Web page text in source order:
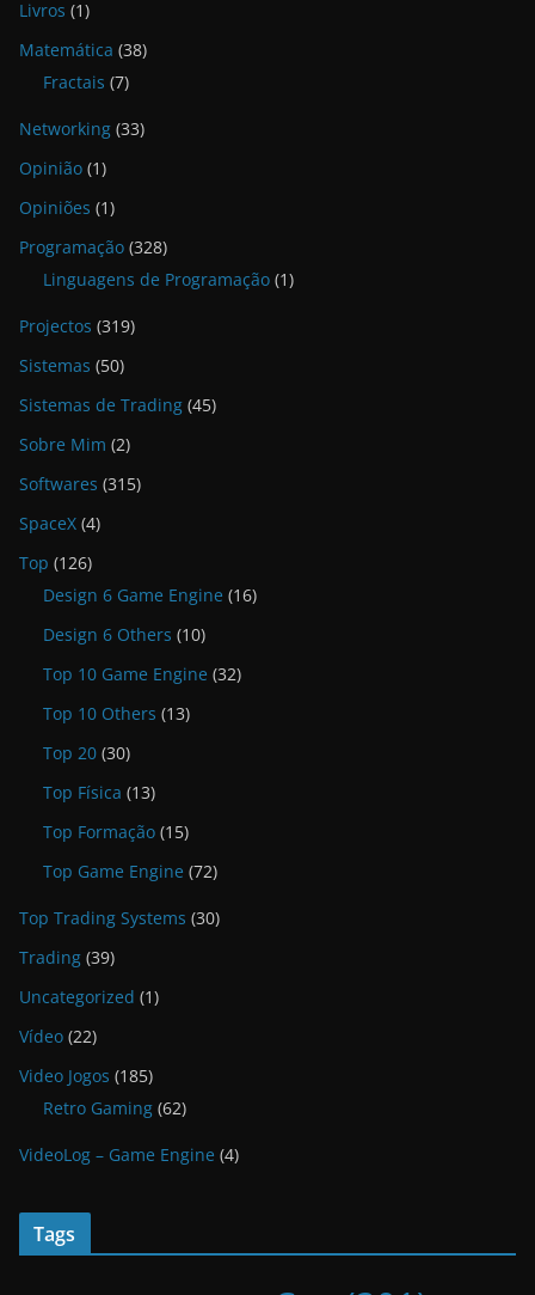
Livros (1)
Matemática (38)
Fractais (7)
Networking (33)
Opinião (1)
Opiniões (1)
Programação (328)
Linguagens de Programação (1)
Projectos (319)
Sistemas (50)
Sistemas de Trading (45)
Sobre Mim (2)
Softwares (315)
SpaceX (4)
Top (126)
Design 6 Game Engine (16)
Design 6 Others (10)
Top 10 Game Engine (32)
Top 10 Others (13)
Top 20 (30)
Top Física (13)
Top Formação (15)
Top Game Engine (72)
Top Trading Systems (30)
Trading (39)
Uncategorized (1)
Vídeo (22)
Video Jogos (185)
Retro Gaming (62)
VideoLog – Game Engine (4)
Tags